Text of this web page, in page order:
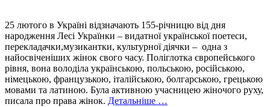
25 лютого в Україні відзначають 155-річницю від дня
народження Лесі Українки – видатної української поетеси,
перекладачки,музикантки, культурної діячки – одна з
найосвіченіших жінок свого часу. Поліглотка європейського
рівня, вона володіла українською, польською, російською,
німецькою, французькою, італійською, болгарською, грецькою
мовами та латиною. Була активною учасницею жіночого руху,
писала про права жінок. Детальніше …